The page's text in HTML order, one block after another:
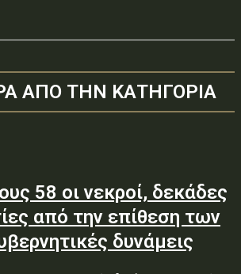
ΑΠΟ ΤΗΝ ΚΑΤΗΓΟΡΙΑ
58 οι νεκροί, δεκάδες
από την επίθεση των
δυνάμεις